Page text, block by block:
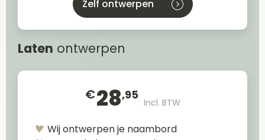
Zelf ontwerpen
Laten ontwerpen
€28,95
Incl. BTW
Wij ontwerpen je naambord